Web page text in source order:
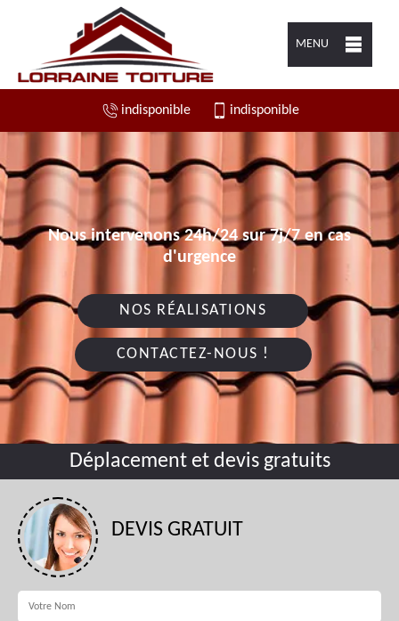
MENU
indisponible indisponible
Nous intervenons 24h/24 sur 7j/7 en cas
d'urgence
NOS RÉALISATIONS
CONTACTEZ-NOUS !
Déplacement et devis gratuits
DEVIS GRATUIT